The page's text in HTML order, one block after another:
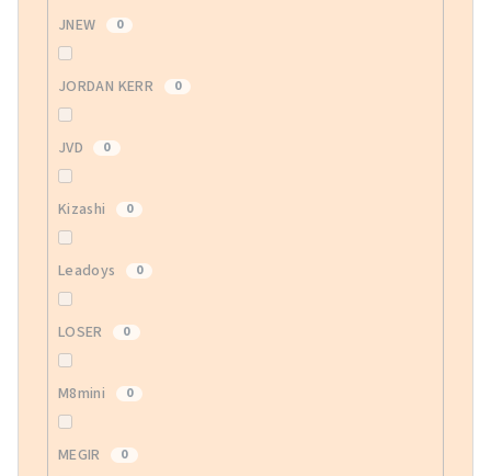
JNEW 0
JORDAN KERR 0
JVD 0
Kizashi 0
Leadoys 0
LOSER 0
M8mini 0
MEGIR 0